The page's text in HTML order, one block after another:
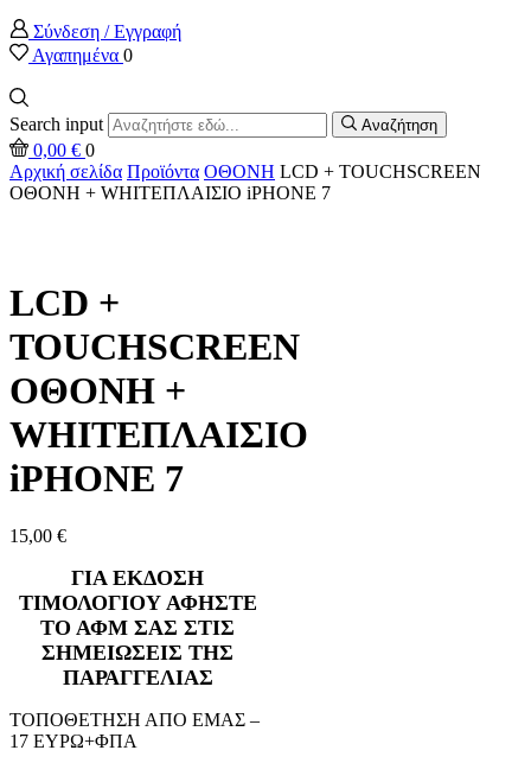
Σύνδεση / Εγγραφή
Αγαπημένα 0
Search input Αναζήτηση
0,00 € 0
Αρχική σελίδα Προϊόντα ΟΘΟΝΗ LCD + TOUCHSCREEN
ΟΘΟΝΗ + WHITEΠΛΑΙΣΙΟ iPHONE 7
LCD +
TOUCHSCREEN
ΟΘΟΝΗ +
WHITEΠΛΑΙΣΙΟ
iPHONE 7
15,00 €
ΓΙΑ ΕΚΔΟΣΗ
ΤΙΜΟΛΟΓΙΟΥ ΑΦΗΣΤΕ
ΤΟ ΑΦΜ ΣΑΣ ΣΤΙΣ
ΣΗΜΕΙΩΣΕΙΣ ΤΗΣ
ΠΑΡΑΓΓΕΛΙΑΣ
ΤΟΠΟΘΕΤΗΣΗ ΑΠΟ ΕΜΑΣ –
17 ΕΥΡΩ+ΦΠΑ